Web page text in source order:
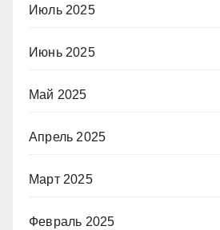
Июль 2025
Июнь 2025
Май 2025
Апрель 2025
Март 2025
Февраль 2025